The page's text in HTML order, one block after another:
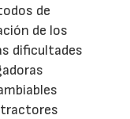
de
de los
dificultades